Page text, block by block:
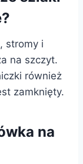
stromy i
na szczyt.
również
zamknięty.
na